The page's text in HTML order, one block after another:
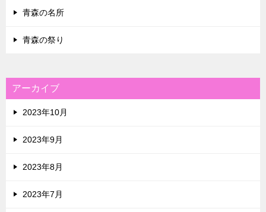
青森の名所
青森の祭り
アーカイブ
2023年10月
2023年9月
2023年8月
2023年7月